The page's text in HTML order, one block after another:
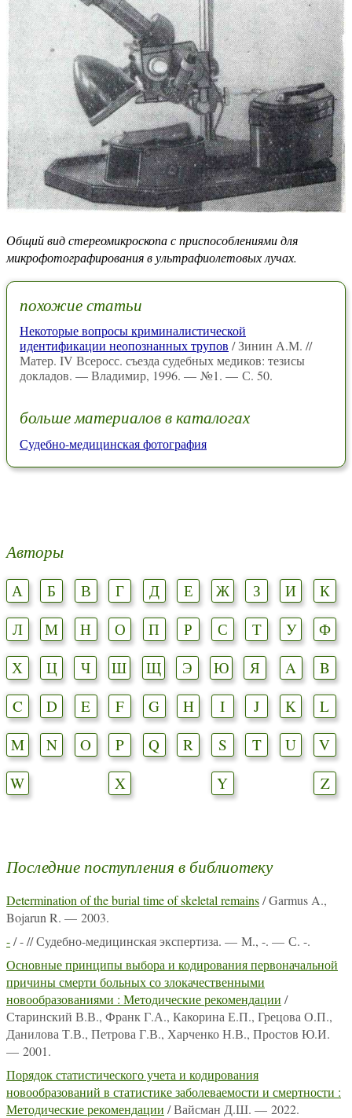
Общий вид стереомикроскопа с приспособлениями для
микрофотографирования в ультрафиолетовых лучах.
похожие статьи
Некоторые вопросы криминалистической
идентификации неопознанных трупов / Зинин А.М. //
Матер. IV Всеросс. съезда судебных медиков: тезисы
докладов. — Владимир, 1996. — №1. — С. 50.
больше материалов в каталогах
Судебно-медицинская фотография
Авторы
А Б В Г Д Е Ж З И
К
Л
М Н О П Р С Т У
Ф
Х
Ц Ч Ш Щ Э Ю Я A
B
C
D E F G H I J K
L
M
N O P Q R S T U
V
W
X Y Z
Последние поступления в библиотеку
Determination of the burial time of skeletal remains/ Garmus A.,
Bojarun R. — 2003.
-/ - // Судебно-медицинская экспертиза. — М., -. — С. -.
Основные принципы выбора и кодирования первоначальной
причины смерти больных со злокачественными
новообразованиями : Методические рекомендации /
Старинский В.В., Франк Г.А., Какорина Е.П., Грецова О.П.,
Данилова Т.В., Петрова Г.В., Харченко Н.В., Простов Ю.И.
— 2001.
Порядок статистического учета и кодирования
новообразований в статистике заболеваемости и смертности :
Методические рекомендации / Вайсман Д.Ш. — 2022.